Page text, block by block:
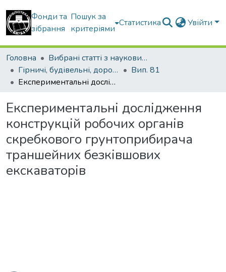
Фонди та
зібрання
Пошук за
критеріями
Статистика Увійти
Головна
Вибрані статті з наукових збірників КНУБА
Гірничі, будівельні, дорожні та меліоративні машини
Вип. 81
Експериментальні дослідження конструкцій робочих органів скребкового грунтоприбирача траншейних безківшових екскаваторів
Експериментальні дослідження
конструкцій робочих органів
скребкового грунтоприбирача
траншейних безківшових
екскаваторів